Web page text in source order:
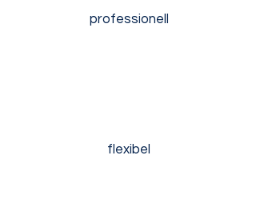
professionell
flexibel